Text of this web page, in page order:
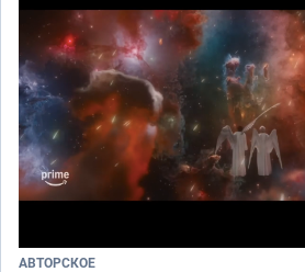
АВТОРСКОЕ